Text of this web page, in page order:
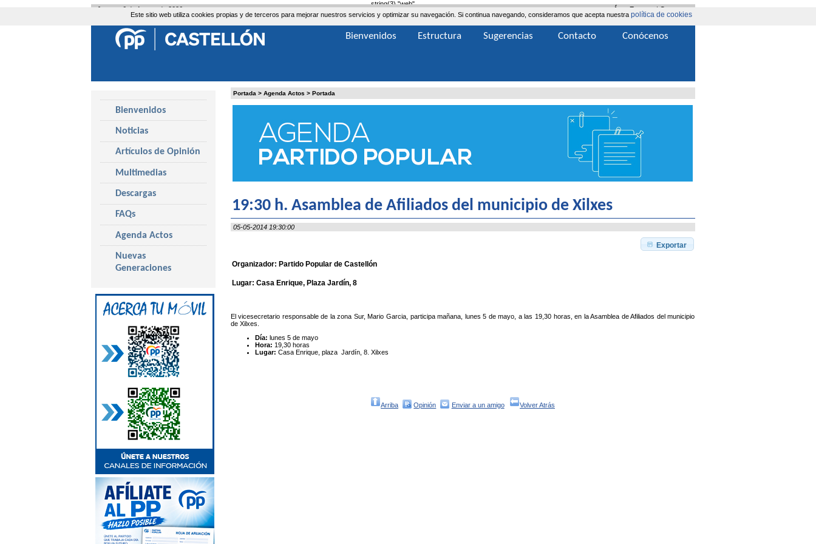
string(3) "web"
Este sitio web utiliza cookies propias y de terceros para mejorar nuestros servicios y optimizar su navegación. Si continua navegando, consideramos que acepta nuestra política de cookies
Portada > Agenda Actos > Portada
19:30 h. Asamblea de Afiliados del municipio de Xilxes
05-05-2014 19:30:00
Exportar
Organizador: Partido Popular de Castellón
Lugar: Casa Enrique, Plaza Jardín, 8
El vicesecretario responsable de la zona Sur, Mario Garcia, participa mañana, lunes 5 de mayo, a las 19,30 horas, en la Asamblea de Afiliados del municipio
de Xilxes.
Día: lunes 5 de mayo
Hora: 19,30 horas
Lugar: Casa Enrique, plaza Jardín, 8. Xilxes
Arriba Opinión Enviar a un amigo Volver Atrás
Bienvenidos
Noticias
Artículos de Opinión
Multimedias
Descargas
FAQs
Agenda Actos
Nuevas
Generaciones
Jueves, 6 de Agosto de 2026 |Contacta
Área Extranet
Bienvenidos Estructura Sugerencias Contacto Conócenos